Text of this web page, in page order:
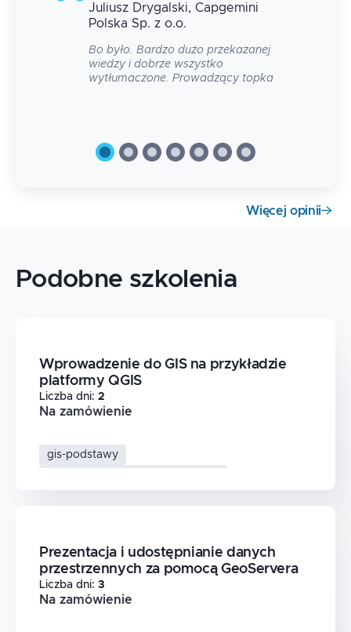
Juliusz Drygalski, Capgemini
Polska Sp. z o.o.
Bo było. Bardzo dużo przekazanej
wiedzy i dobrze wszystko
wytłumaczone. Prowadzący topka
Więcej opinii
Podobne szkolenia
Wprowadzenie do GIS na przykładzie
platformy QGIS
Liczba dni: 2
Na zamówienie
gis-podstawy
Prezentacja i udostępnianie danych
przestrzennych za pomocą GeoServera
Liczba dni: 3
Na zamówienie